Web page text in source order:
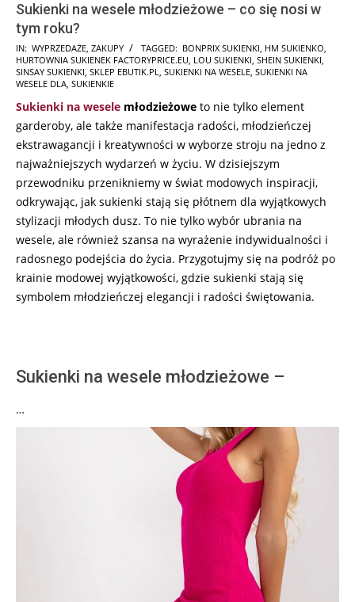
Sukienki na wesele młodzieżowe – co się nosi w
tym roku?
2025-
10-
10
IN: WYPRZEDAŻE, ZAKUPY TAGGED: BONPRIX SUKIENKI, HM SUKIENKO,
HURTOWNIA SUKIENEK FACTORYPRICE.EU, LOU SUKIENKI, SHEIN SUKIENKI,
SINSAY SUKIENKI, SKLEP EBUTIK.PL, SUKIENKI NA WESELE, SUKIENKI NA
WESELE DLA, SUKIENKIE
Sukienki na wesele młodzieżowe to nie tylko element
garderoby, ale także manifestacja radości, młodzieńczej
ekstrawagancji i kreatywności w wyborze stroju na jedno z
najważniejszych wydarzeń w życiu. W dzisiejszym
przewodniku przenikniemy w świat modowych inspiracji,
odkrywając, jak sukienki stają się płótnem dla wyjątkowych
stylizacji młodych dusz. To nie tylko wybór ubrania na
wesele, ale również szansa na wyrażenie indywidualności i
radosnego podejścia do życia. Przygotujmy się na podróż po
krainie modowej wyjątkowości, gdzie sukienki stają się
symbolem młodzieńczej elegancji i radości świętowania.
Sukienki na wesele młodzieżowe –
…